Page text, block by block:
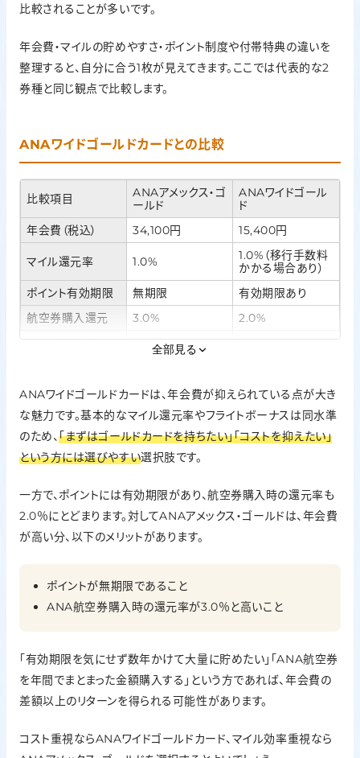
比較されることが多いです。
年会費・マイルの貯めやすさ・ポイント制度や付帯特典の違いを
整理すると、自分に合う1枚が見えてきます。ここでは代表的な2
券種と同じ観点で比較します。
ANAワイドゴールドカードとの比較
比較項目
ANAアメックス・ゴ
ールド
ANAワイドゴール
ド
年会費（税込）
34,100円 15,400円
マイル還元率 1.0%
1.0%（移行手数料
かかる場合あり）
ポイント有効期限
無期限
有効期限あり
航空券購入還元
3.0%
2.0%
フライトボーナス
25% 25%
全部見る
ANAワイドゴールドカードは、年会費が抑えられている点が大き
な魅力です。基本的なマイル還元率やフライトボーナスは同水準
のため、「まずはゴールドカードを持ちたい」「コストを抑えたい」
という方には選びやすい選択肢です。
一方で、ポイントには有効期限があり、航空券購入時の還元率も
2.0％にとどまります。対してANAアメックス・ゴールドは、年会費
が高い分、以下のメリットがあります。
ポイントが無期限であること
ANA航空券購入時の還元率が3.0％と高いこと
「有効期限を気にせず数年かけて大量に貯めたい」「ANA航空券
を年間でまとまった金額購入する」という方であれば、年会費の
差額以上のリターンを得られる可能性があります。
コスト重視ならANAワイドゴールドカード、マイル効率重視なら